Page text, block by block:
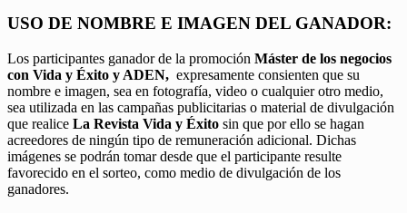
USO DE NOMBRE E IMAGEN DEL GANADOR:
Los participantes ganador de la promoción Máster de los negocios
con Vida y Éxito y ADEN, expresamente consienten que su
nombre e imagen, sea en fotografía, video o cualquier otro medio,
sea utilizada en las campañas publicitarias o material de divulgación
que realice La Revista Vida y Éxito sin que por ello se hagan
acreedores de ningún tipo de remuneración adicional. Dichas
imágenes se podrán tomar desde que el participante resulte
favorecido en el sorteo, como medio de divulgación de los
ganadores.